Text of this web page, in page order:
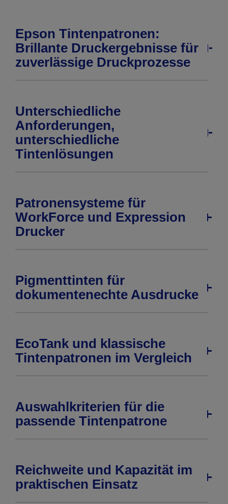
Epson Tintenpatronen:
Brillante Druckergebnisse für
zuverlässige Druckprozesse
Unterschiedliche
Anforderungen,
unterschiedliche
Tintenlösungen
Patronensysteme für
WorkForce und Expression
Drucker
Pigmenttinten für
dokumentenechte Ausdrucke
EcoTank und klassische
Tintenpatronen im Vergleich
Auswahlkriterien für die
passende Tintenpatrone
Reichweite und Kapazität im
praktischen Einsatz